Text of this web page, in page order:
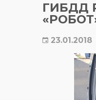
ГИБДД
23.01.2018